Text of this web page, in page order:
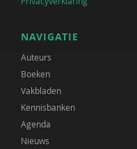
NAVIGATIE
Auteurs
Boeken
Vakbladen
Kennisbanken
Agenda
Nieuws